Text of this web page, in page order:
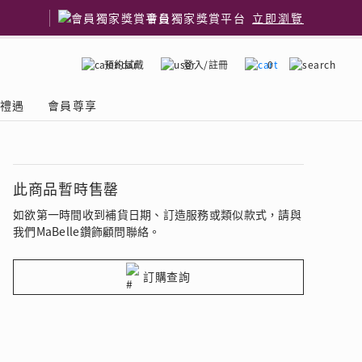
會員獨家獎賞平台 立即瀏覽
預約試戴 登入/註冊 0
了解鑽石4C
石品牌
遇 會員尊享
此商品暫時售罄
如欲第一時間收到補貨日期、訂造服務或類似款式，請與
我們MaBelle鑽飾顧問聯絡。
訂購查詢